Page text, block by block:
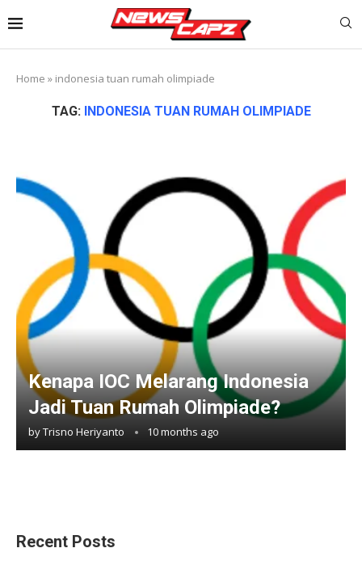
Home » indonesia tuan rumah olimpiade
TAG: INDONESIA TUAN RUMAH OLIMPIADE
Kenapa IOC Melarang Indonesia
Jadi Tuan Rumah Olimpiade?
byTrisno Heriyanto 10 months ago
Recent Posts